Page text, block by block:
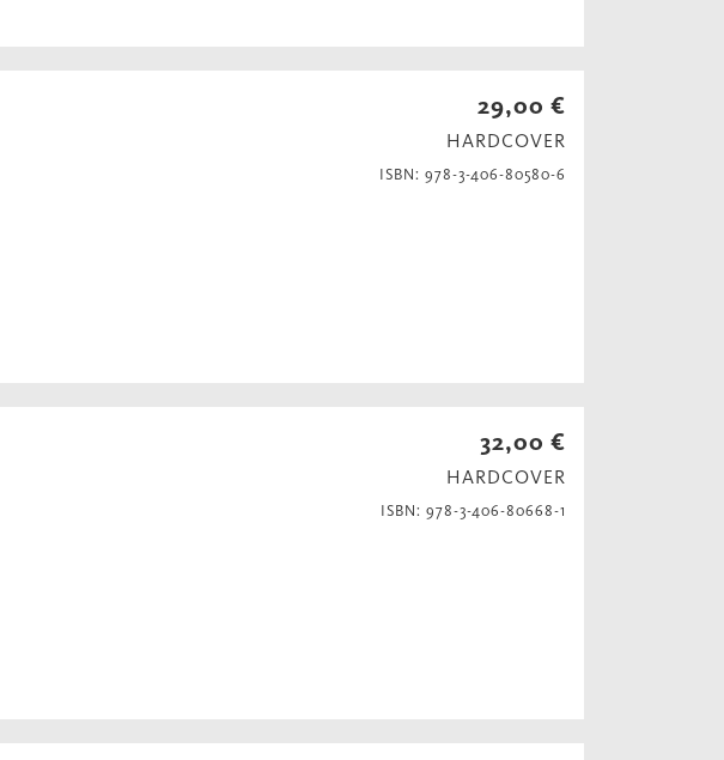
29,00 €
HARDCOVER
ISBN: 978-3-406-80580-6
32,00 €
HARDCOVER
ISBN: 978-3-406-80668-1